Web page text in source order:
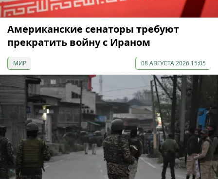
Американские сенаторы требуют
прекратить войну с Ираном
МИР 08 АВГУСТА 2026 15:05